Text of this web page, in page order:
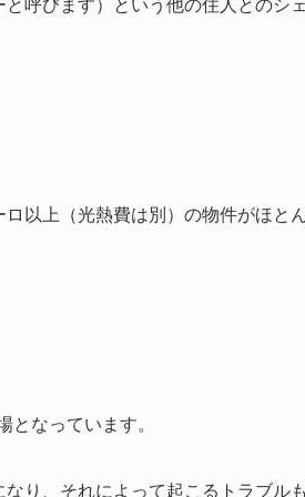
呼びます）という他の住人とのシェ
以上（光熱費は別）の物件がほと
なっています。
り、それによって起こるトラブルも